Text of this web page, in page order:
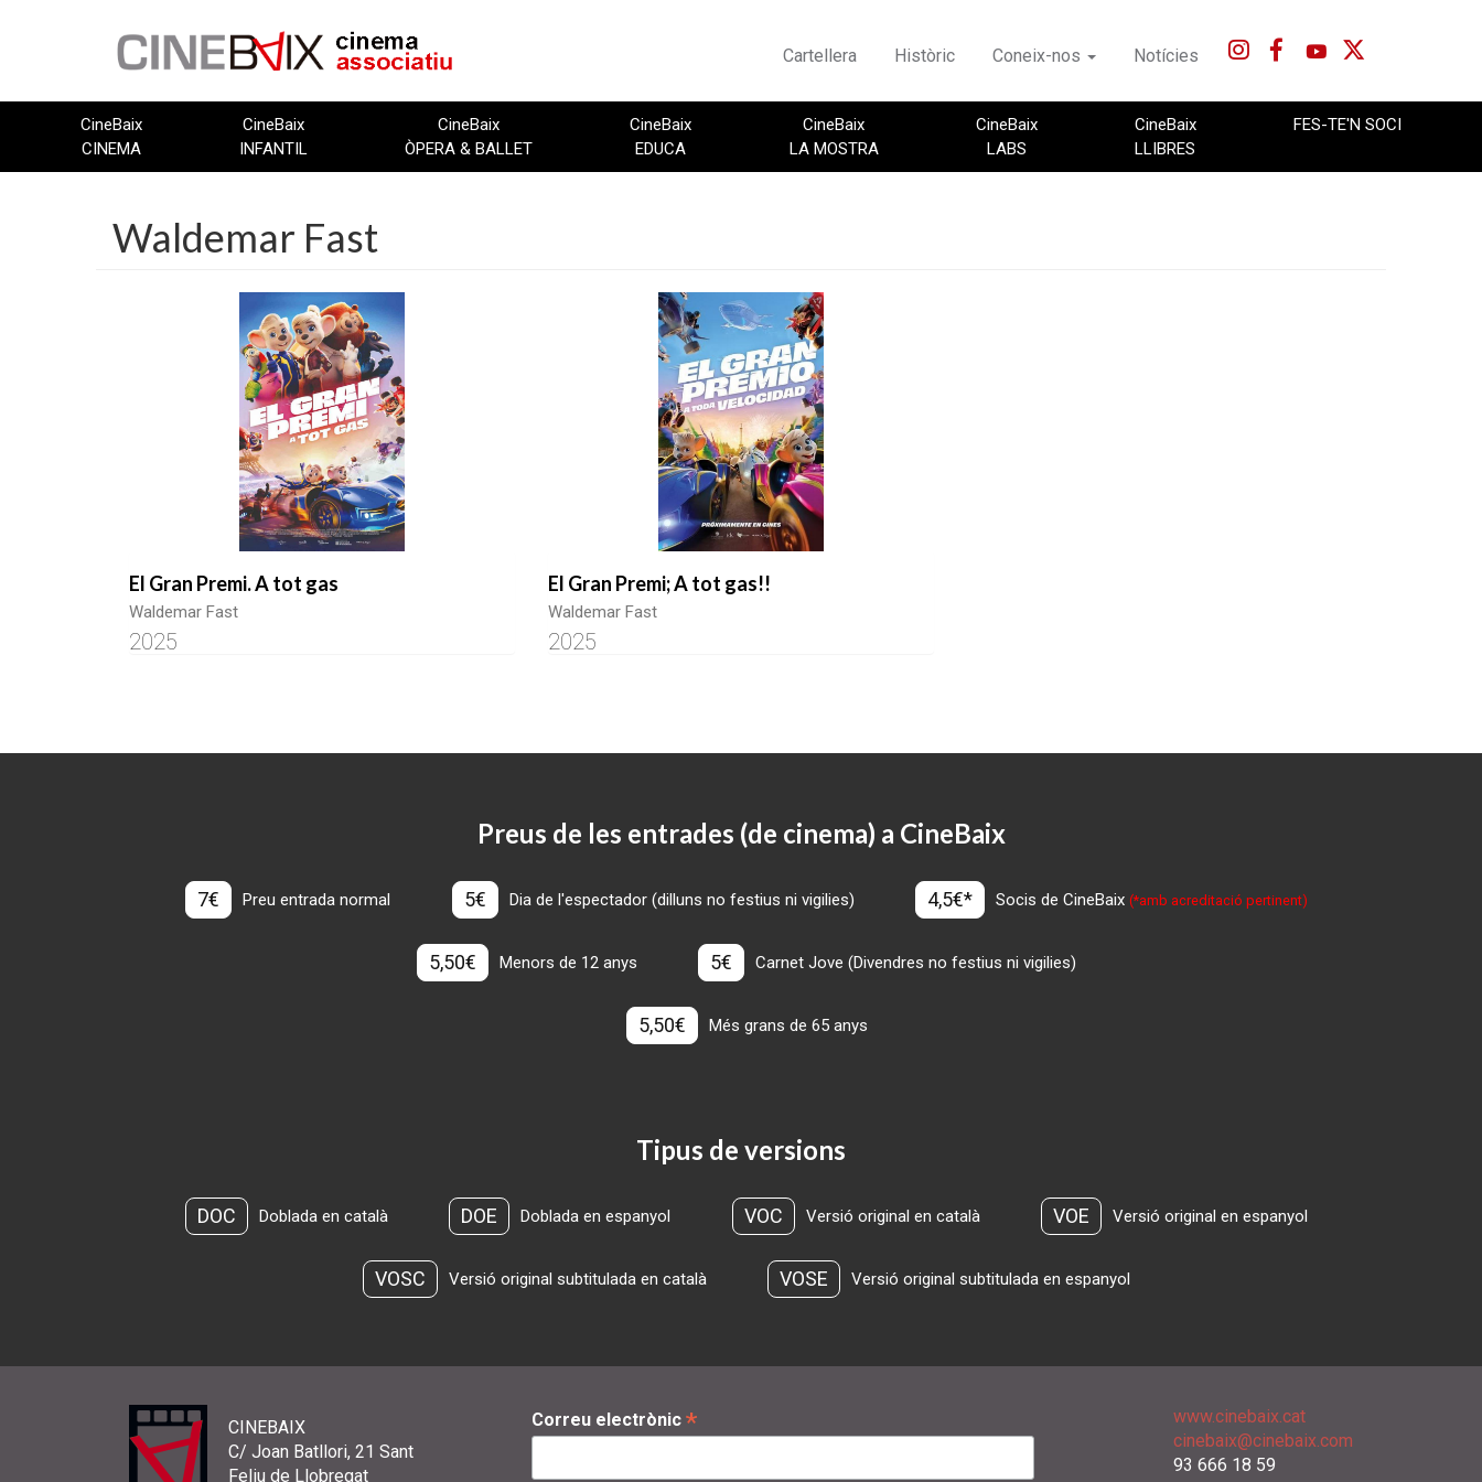
Cartellera Històric Coneix-nos Notícies
CineBaix
CINEMA
CineBaix
INFANTIL
CineBaix
ÒPERA & BALLET
CineBaix
EDUCA
CineBaix
LA MOSTRA
CineBaix
LABS
CineBaix
LLIBRES
FES-TE'N SOCI
Waldemar Fast
El Gran Premi. A tot gas
Waldemar Fast
2025
El Gran Premi; A tot gas!!
Waldemar Fast
2025
Preus de les entrades (de cinema) a CineBaix
7€ Preu entrada normal 5€ Dia de l'espectador (dilluns no festius ni vigilies) 4,5€* Socis de CineBaix(*amb acreditació pertinent)
5,50€ Menors de 12 anys 5€ Carnet Jove (Divendres no festius ni vigilies)
5,50€ Més grans de 65 anys
Tipus de versions
DOC Doblada en català DOE Doblada en espanyol VOC Versió original en català VOE Versió original en espanyol
VOSC Versió original subtitulada en català VOSE Versió original subtitulada en espanyol
CINEBAIX
C/ Joan Batllori, 21 Sant
Feliu de Llobregat
Correu electrònic *
www.cinebaix.cat
cinebaix@cinebaix.com
93 666 18 59